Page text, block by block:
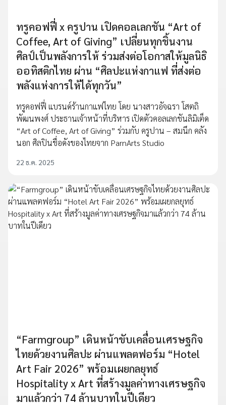
ทรูคอฟฟี่ x ครูปาน เปิดคอลเลกชัน “Art of
Coffee, Art of Giving” เปลี่ยนทุกชิ้นงาน
ศิลป์เป็นพลังการให้ ร่วมส่งต่อโอกาสให้มูลนิธิ
ออทิสติกไทย ผ่าน “ศิลปะแห่งกาแฟ ที่ส่งต่อ
พลังแห่งการให้ได้ทุกวัน”
ทรูคอฟฟี่ แบรนด์ร้านกาแฟไทย โดย นางสาวอัจฉรา โสตถิ
พัฒนพงศ์ ประธานเจ้าหน้าที่บริหาร เปิดตัวคอลเลกชันลิมิเต็ด
“Art of Coffee, Art of Giving” ร่วมกับ ครูปาน – สมนึก คลัง
นอก ศิลปินชื่อดังของไทยจาก ParnArts Studio
22 ธ.ค. 2025
“Farmgroup” เดินหน้าขับเคลื่อนเศรษฐกิจ
ไทยด้วยงานศิลปะ ผ่านแพลตฟอร์ม “Hotel
Art Fair 2026” พร้อมเผยกลยุทธ์
Hospitality x Art ที่สร้างมูลค่าทางเศรษฐกิจ
มาแล้วกว่า 74 ล้านบาทในปีเดียว